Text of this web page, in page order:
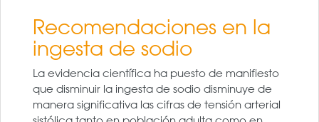
Recomendaciones en la
ingesta de sodio
La evidencia científica ha puesto de manifiesto
que disminuir la ingesta de sodio disminuye de
manera significativa las cifras de tensión arterial